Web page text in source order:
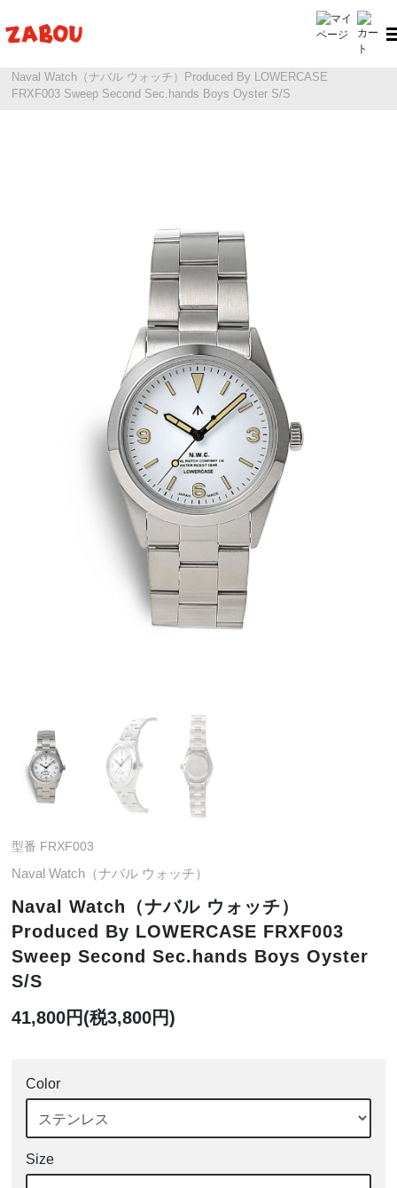
Naval Watch（ナバル ウォッチ）Produced By LOWERCASE
FRXF003 Sweep Second Sec.hands Boys Oyster S/S
型番 FRXF003
Naval Watch（ナバル ウォッチ）
Naval Watch（ナバル ウォッチ）
Produced By LOWERCASE FRXF003
Sweep Second Sec.hands Boys Oyster
S/S
41,800円(税3,800円)
Color
Size